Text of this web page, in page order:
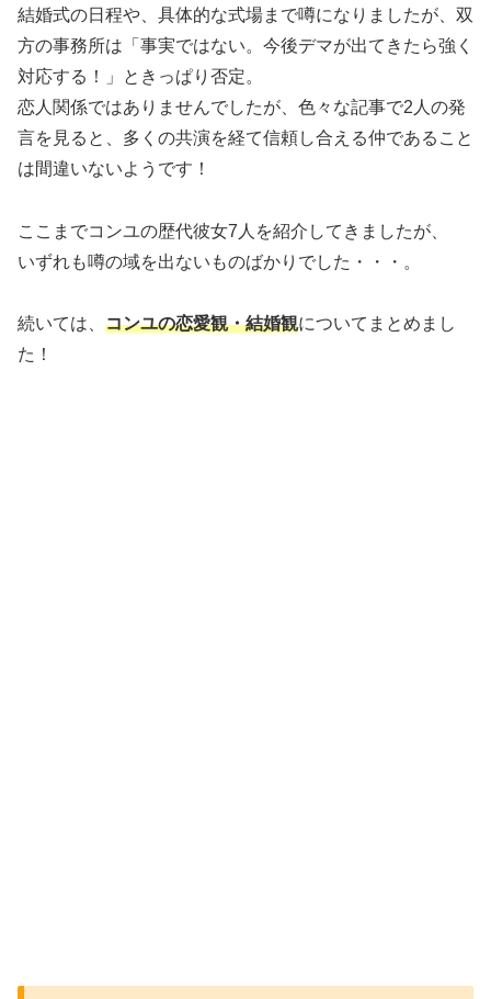
結婚式の日程や、具体的な式場まで噂になりましたが、双
方の事務所は「事実ではない。今後デマが出てきたら強く
対応する！」ときっぱり否定。
恋人関係ではありませんでしたが、色々な記事で2人の発
言を見ると、多くの共演を経て信頼し合える仲であること
は間違いないようです！
ここまでコンユの歴代彼女7人を紹介してきましたが、
いずれも噂の域を出ないものばかりでした・・・。
続いては、 コンユの恋愛観・結婚観についてまとめまし
た！